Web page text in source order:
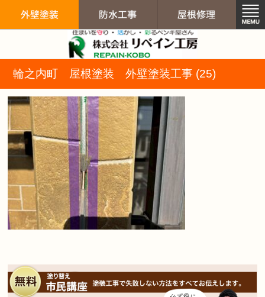
輪之内町 屋根塗装 外壁塗装工事 (25)